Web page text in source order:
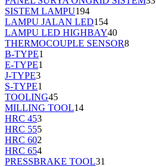
SISTEM LAMPU194
LAMPU JALAN LED154
LAMPU LED HIGHBAY40
THERMOCOUPLE SENSOR8
B-TYPE1
E-TYPE1
J-TYPE3
S-TYPE1
TOOLING45
MILLING TOOL14
HRC 453
HRC 555
HRC 602
HRC 654
PRESSBRAKE TOOL31